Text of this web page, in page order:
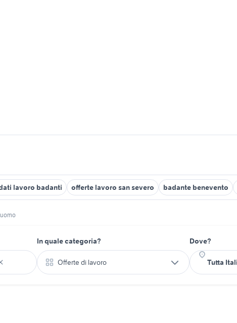
lavoro badanti offerte lavoro san severo badante benevento
In quale categoria?
Offerte di lavoro
Dove?